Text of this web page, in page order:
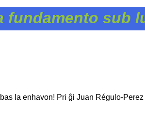
fundamento sub
la enhavon! Pri ĝi Juan Régulo-